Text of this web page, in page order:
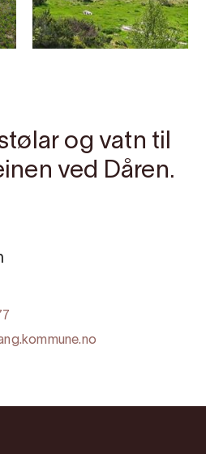
og vatn til
ved Dåren.